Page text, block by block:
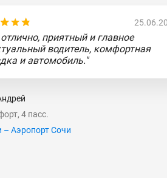
отлично, приятный и главное
водитель, комфортная
и автомобиль."
4 пасс.
– Аэропорт Сочи